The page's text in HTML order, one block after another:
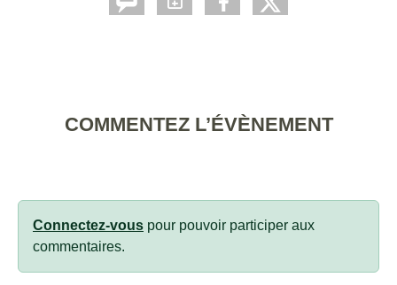
COMMENTEZ L’ÉVÈNEMENT
Connectez-vous pour pouvoir participer aux
commentaires.